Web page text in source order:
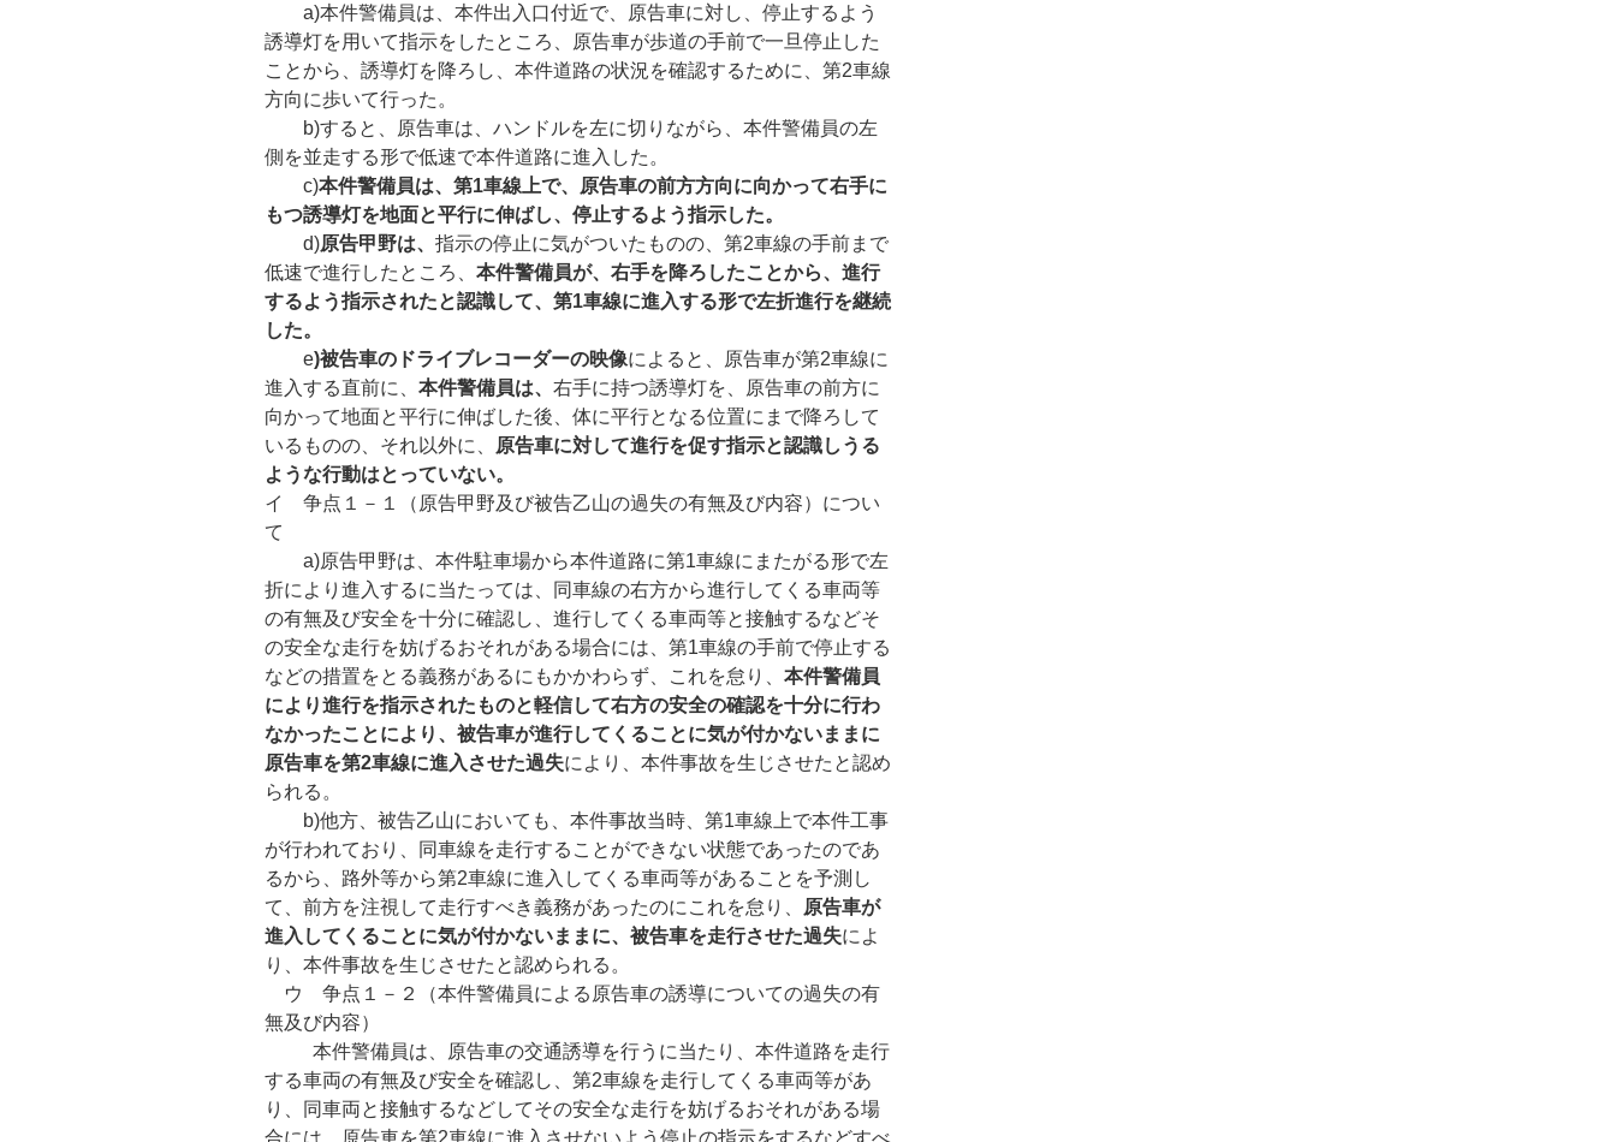
a)本件警備員は、本件出入口付近で、原告車に対し、停止するよう
誘導灯を用いて指示をしたところ、原告車が歩道の手前で一旦停止した
ことから、誘導灯を降ろし、本件道路の状況を確認するために、第2車線
方向に歩いて行った。
b)すると、原告車は、ハンドルを左に切りながら、本件警備員の左
側を並走する形で低速で本件道路に進入した。
c)本件警備員は、第1車線上で、原告車の前方方向に向かって右手に
もつ誘導灯を地面と平行に伸ばし、停止するよう指示した。
d)原告甲野は、 指示の停止に気がついたものの、第2車線の手前まで
低速で進行したところ、 本件警備員が、右手を降ろしたことから、進行
するよう指示されたと認識して、第1車線に進入する形で左折進行を継続
した。
e)被告車のドライブレコーダーの映像によると、原告車が第2車線に
進入する直前に、 本件警備員は、 右手に持つ誘導灯を、原告車の前方に
向かって地面と平行に伸ばした後、体に平行となる位置にまで降ろして
いるものの、それ以外に、
原告車に対して進行を促す指示と認識しうる
ような行動はとっていない。
イ 争点１－１（原告甲野及び被告乙山の過失の有無及び内容）につい
て
a)原告甲野は、本件駐車場から本件道路に第1車線にまたがる形で左
折により進入するに当たっては、同車線の右方から進行してくる車両等
の有無及び安全を十分に確認し、進行してくる車両等と接触するなどそ
の安全な走行を妨げるおそれがある場合には、第1車線の手前で停止する
などの措置をとる義務があるにもかかわらず、これを怠り、 本件警備員
により進行を指示されたものと軽信して右方の安全の確認を十分に行わ
なかったことにより、被告車が進行してくることに気が付かないままに
原告車を第2車線に進入させた過失により、本件事故を生じさせたと認め
られる。
b)他方、被告乙山においても、本件事故当時、第1車線上で本件工事
が行われており、同車線を走行することができない状態であったのであ
るから、路外等から第2車線に進入してくる車両等があることを予測し
て、前方を注視して走行すべき義務があったのにこれを怠り、
原告車が
進入してくることに気が付かないままに、被告車を走行させた過失によ
り、本件事故を生じさせたと認められる。
ウ 争点１－２（本件警備員による原告車の誘導についての過失の有
無及び内容）
本件警備員は、原告車の交通誘導を行うに当たり、本件道路を走行
する車両の有無及び安全を確認し、第2車線を走行してくる車両等があ
り、同車両と接触するなどしてその安全な走行を妨げるおそれがある場
合には、原告車を第2車線に進入させないよう停止の指示をするなどすべ